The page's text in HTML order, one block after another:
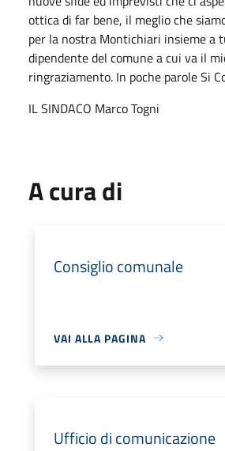
ottica di far bene, il meglio che
per la nostra Montichiari insieme a
dipendente del comune a cui va il
ringraziamento. In poche parole Si
IL SINDACO Marco Togni
A cura di
Consiglio comunale
VAI ALLA PAGINA
Ufficio di comunicazione